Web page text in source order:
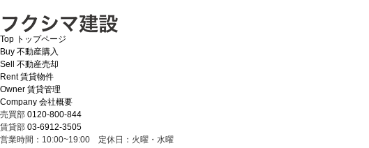
Top トップページ
Buy 不動産購入
Sell
不動産売却
Rent 賃貸物件
Owner 賃貸管理
Company 会社概要
売買部 0120-800-844
賃貸部 03-6912-3505
営業時間：10:00~19:00 定休日：火曜・水曜